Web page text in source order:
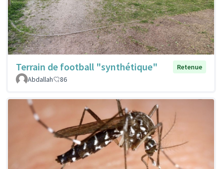
Terrain de football "synthétique"
Retenue
Abdallah
86